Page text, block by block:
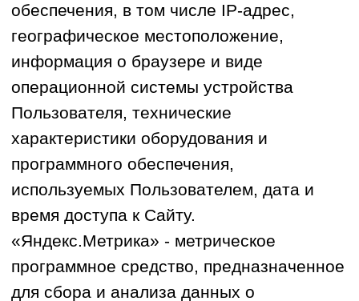
данных достижением конкретных,
заранее определенных и законных
целей;
недопущения обработки персональных
данных, несовместимой с целями
сбора персональных данных;
данных, содержащих персональные
данные, обработка которых
осуществляется в целях,
несовместимых между собой;
обработки только тех персональных
данных, которые отвечают целям их
соответствия содержания и объема
обрабатываемых персональных